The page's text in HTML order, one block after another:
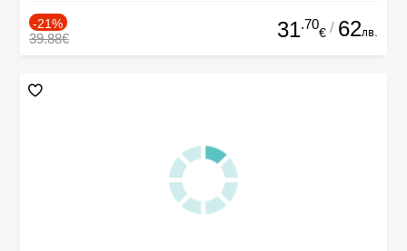
-21%
39.88€ 31.70
€ / 62лв.